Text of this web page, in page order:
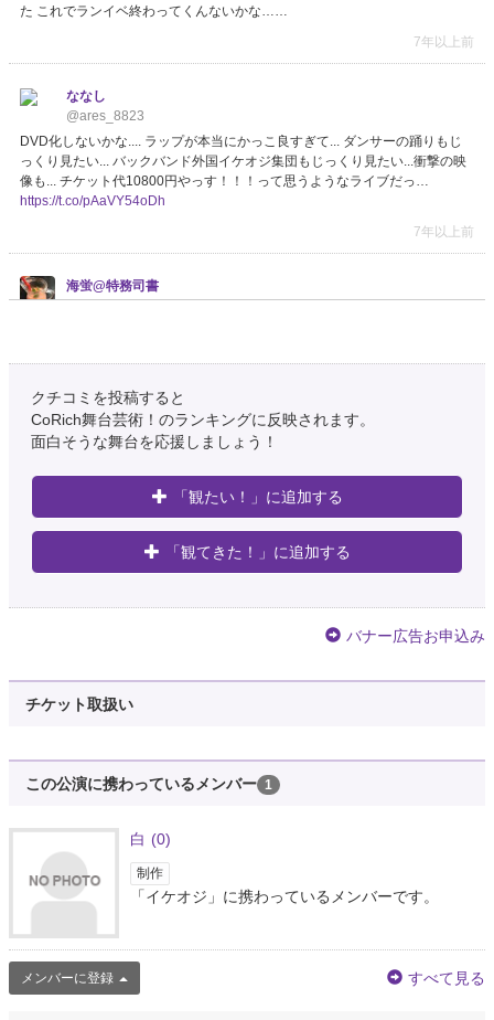
た これでランイベ終わってくんないかな……
7年以上前
ななし
@ares_8823
DVD化しないかな.... ラップが本当にかっこ良すぎて... ダンサーの踊りもじ
っくり見たい... バックバンド外国イケオジ集団もじっくり見たい...衝撃の映
像も... チケット代10800円やっす！！！って思うようなライブだっ…
https://t.co/pAaVY54oDh
7年以上前
海蛍@特務司書
@mallika_1129
山咲七星@UNICORN鯖
@A_krsw_618
普通にギャグだわぁとおもってたけど、よくみたらやっぱりイケメンなので
は・・・？イケオジなのでは・・・？ https://t.co/AIes280gXT
@IBpJD44eGCu8PWy
いつも、水曜日に来るゴルフの先生がクソかっこよくて。成宮くんをそのま
多くて、凄くいい人なんだけど、こんな人がパパ活してくれればなーと考え
た私は、パパ活に染まってます。
TBTバレード垢
@Byredo_owh
@LauraAflan |×･)凹さん……凹さんはイケオジですかね……？あとそう言っ
て頂けてチェルもヒゲ伸ばした甲斐があったと思います。北方人なのでヴァ
クチコミを投稿すると
CoRich舞台芸術！のランキングに反映されます。
面白そうな舞台を応援しましょう！
「観たい！」に追加する
「観てきた！」に追加する
バナー広告お申込み
チケット取扱い
この公演に携わっているメンバー 1
白 (0)
制作
「イケオジ」に携わっているメンバーです。
メンバーに登録 すべて見る